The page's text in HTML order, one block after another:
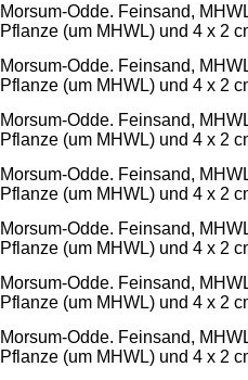
Morsum-Odde. Feinsand,
Pflanze (um MHWL) und 4 x 2
Morsum-Odde. Feinsand,
Pflanze (um MHWL) und 4 x 2
Morsum-Odde. Feinsand,
Pflanze (um MHWL) und 4 x 2
Morsum-Odde. Feinsand,
Pflanze (um MHWL) und 4 x 2
Morsum-Odde. Feinsand,
Pflanze (um MHWL) und 4 x 2
Morsum-Odde. Feinsand,
Pflanze (um MHWL) und 4 x 2
Morsum-Odde. Feinsand,
Pflanze (um MHWL) und 4 x 2